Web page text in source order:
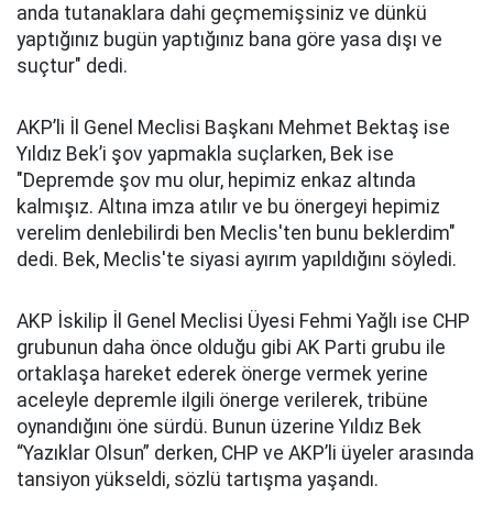
anda tutanaklara dahi geçmemişsiniz ve dünkü
yaptığınız bugün yaptığınız bana göre yasa dışı ve
suçtur" dedi.
AKP’li İl Genel Meclisi Başkanı Mehmet Bektaş ise
Yıldız Bek’i şov yapmakla suçlarken, Bek ise
"Depremde şov mu olur, hepimiz enkaz altında
kalmışız. Altına imza atılır ve bu önergeyi hepimiz
verelim denlebilirdi ben Meclis'ten bunu beklerdim"
dedi. Bek, Meclis'te siyasi ayırım yapıldığını söyledi.
AKP İskilip İl Genel Meclisi Üyesi Fehmi Yağlı ise CHP
grubunun daha önce olduğu gibi AK Parti grubu ile
ortaklaşa hareket ederek önerge vermek yerine
aceleyle depremle ilgili önerge verilerek, tribüne
oynandığını öne sürdü. Bunun üzerine Yıldız Bek
“Yazıklar Olsun” derken, CHP ve AKP’li üyeler arasında
tansiyon yükseldi, sözlü tartışma yaşandı.